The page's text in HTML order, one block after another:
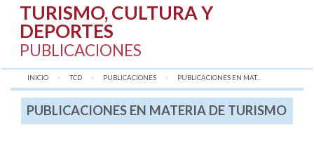
TURISMO, CULTURA Y
DEPORTES
PUBLICACIONES
INICIO TCD PUBLICACIONES AQUÍ:
PUBLICACIONES EN MAT...
PUBLICACIONES EN MATERIA DE TURISMO